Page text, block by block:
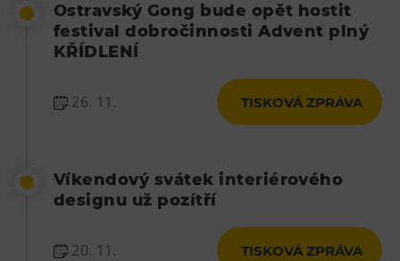
Ostravský Gong bude opět hostit
festival dobročinnosti Advent plný
KŘÍDLENÍ
26. 11. TISKOVÁ ZPRÁVA
Víkendový svátek interiérového
designu už pozítří
20. 11. TISKOVÁ ZPRÁVA